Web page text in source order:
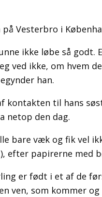
Vesterbro i
ikke løbe så
ved ikke, om hvem
han.
til hans
netop den dag.
bare væk og fik vel
efter papirerne med
er født i et af de
ven, som kommer